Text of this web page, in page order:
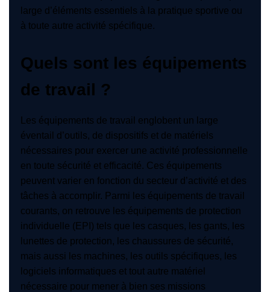
large d’éléments essentiels à la pratique sportive ou
à toute autre activité spécifique.
Quels sont les équipements
de travail ?
Les équipements de travail englobent un large
éventail d’outils, de dispositifs et de matériels
nécessaires pour exercer une activité professionnelle
en toute sécurité et efficacité. Ces équipements
peuvent varier en fonction du secteur d’activité et des
tâches à accomplir. Parmi les équipements de travail
courants, on retrouve les équipements de protection
individuelle (EPI) tels que les casques, les gants, les
lunettes de protection, les chaussures de sécurité,
mais aussi les machines, les outils spécifiques, les
logiciels informatiques et tout autre matériel
nécessaire pour mener à bien ses missions